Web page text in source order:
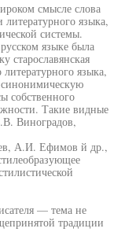
смысле слова
языка,
системы.
языке была
старославянская
языка,
собственного
Такие видные
Виноградов,
А.И. Ефимов й др.,
— тема не
традиции